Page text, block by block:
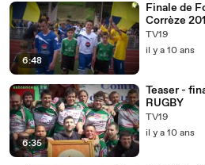
6:48
Finale de
Corrèze
TV19
il y a 10 ans
6:35
Teaser -
RUGBY
TV19
il y a 10 ans